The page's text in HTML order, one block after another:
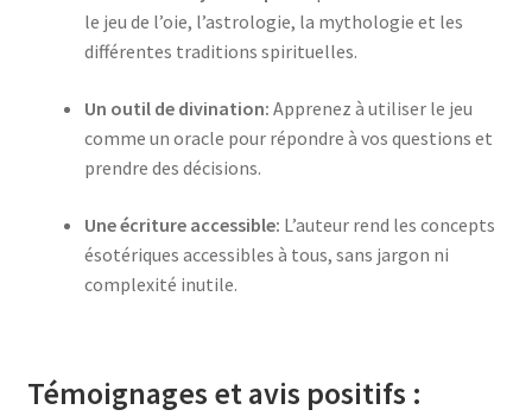
le jeu de l’oie, l’astrologie, la mythologie et les
différentes traditions spirituelles.
Un outil de divination: Apprenez à utiliser le jeu
comme un oracle pour répondre à vos questions et
prendre des décisions.
Une écriture accessible: L’auteur rend les concepts
ésotériques accessibles à tous, sans jargon ni
complexité inutile.
Témoignages et avis positifs :